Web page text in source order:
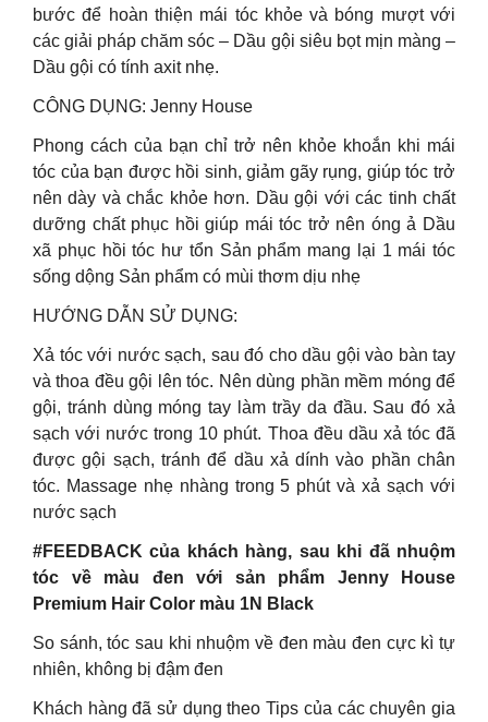
bước để hoàn thiện mái tóc khỏe và bóng mượt với
các giải pháp chăm sóc – Dầu gội siêu bọt mịn màng –
Dầu gội có tính axit nhẹ.
CÔNG DỤNG: Jenny House
Phong cách của bạn chỉ trở nên khỏe khoắn khi mái
tóc của bạn được hồi sinh, giảm gãy rụng, giúp tóc trở
nên dày và chắc khỏe hơn. Dầu gội với các tinh chất
dưỡng chất phục hồi giúp mái tóc trở nên óng ả Dầu
xã phục hồi tóc hư tổn Sản phẩm mang lại 1 mái tóc
sống dộng Sản phẩm có mùi thơm dịu nhẹ
HƯỚNG DẪN SỬ DỤNG:
Xả tóc với nước sạch, sau đó cho dầu gội vào bàn tay
và thoa đều gội lên tóc. Nên dùng phần mềm móng để
gội, tránh dùng móng tay làm trầy da đầu. Sau đó xả
sạch với nước trong 10 phút. Thoa đều dầu xả tóc đã
được gội sạch, tránh để dầu xả dính vào phần chân
tóc. Massage nhẹ nhàng trong 5 phút và xả sạch với
nước sạch
#FEEDBACK của khách hàng, sau khi đã nhuộm
tóc về màu đen với sản phẩm Jenny House
Premium Hair Color màu 1N Black
So sánh, tóc sau khi nhuộm về đen màu đen cực kì tự
nhiên, không bị đậm đen
Khách hàng đã sử dụng theo Tips của các chuyên gia